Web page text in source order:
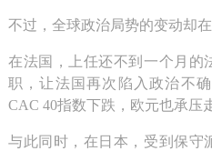
不过，全球政治局势的变动却
在法国，上任还不到一个月的
职，让法国再次陷入政治不
CAC 40指数下跌，欧元也承压
与此同时，在日本，受到保守